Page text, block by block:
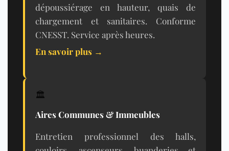
dépoussiérage en hauteur, quais de
chargement et sanitaires. Conforme
CNESST. Service après heures.
En savoir plus →
🏛️
Aires Communes & Immeubles
Entretien professionnel des halls,